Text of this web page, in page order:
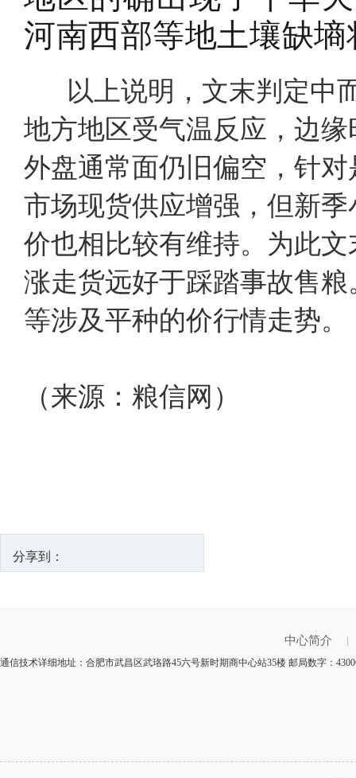
河南西部等地土壤缺
以上说明，文末判定中
地方地区受气温反应，边
外盘通常面仍旧偏空，针
市场现货供应增强，但新
价也相比较有维持。为此
涨走货远好于踩踏事故售
等涉及平种的价行情走势。
（来源：粮信网）
分享到：
中心简介
通信技术详细地址：合肥市武昌区武珞路45六号新时期商中心站35楼 邮局数字：